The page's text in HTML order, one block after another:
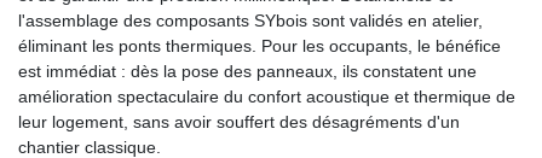
l'assemblage des composants SYbois sont validés en atelier,
éliminant les ponts thermiques. Pour les occupants, le bénéfice
est immédiat : dès la pose des panneaux, ils constatent une
amélioration spectaculaire du confort acoustique et thermique de
leur logement, sans avoir souffert des désagréments d'un
chantier classique.